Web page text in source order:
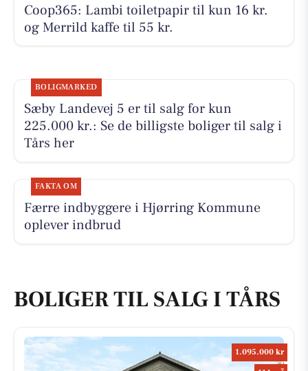
Coop365: Lambi toiletpapir til kun 16 kr.
og Merrild kaffe til 55 kr.
BOLIGMARKED
Sæby Landevej 5 er til salg for kun
225.000 kr.: Se de billigste boliger til salg i
Tårs her
FAKTA OM
Færre indbyggere i Hjørring Kommune
oplever indbrud
BOLIGER TIL SALG I TÅRS
1.095.000 kr